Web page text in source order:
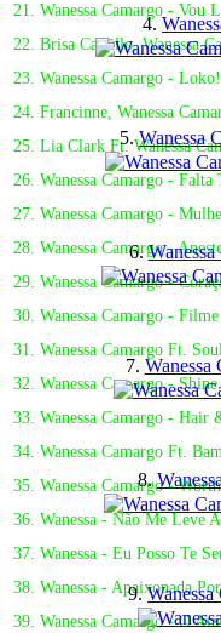
21. Wanessa Camargo - Vou
22. Brisa Carrillo, Wanessa
23. Wanessa Camargo - Loko!
24. Francinne, Wanessa
25. Lia Clark Ft. Wanessa
26. Wanessa Camargo - Falta
27. Wanessa Camargo -
28. Wanessa Camargo -
29. Wanessa Camargo -
30. Wanessa Camargo -
31. Wanessa Camargo Ft.
32. Wanessa Camargo -
33. Wanessa Camargo - Hair
34. Wanessa Camargo Ft.
35. Wanessa Camargo -
36. Wanessa - Não Me Leve
37. Wanessa - Eu Posso Te
38. Wanessa - Apaixonada
39. Wanessa Camargo - O
4.
5.Wanessa
6.
7. Wanessa
8.
9.